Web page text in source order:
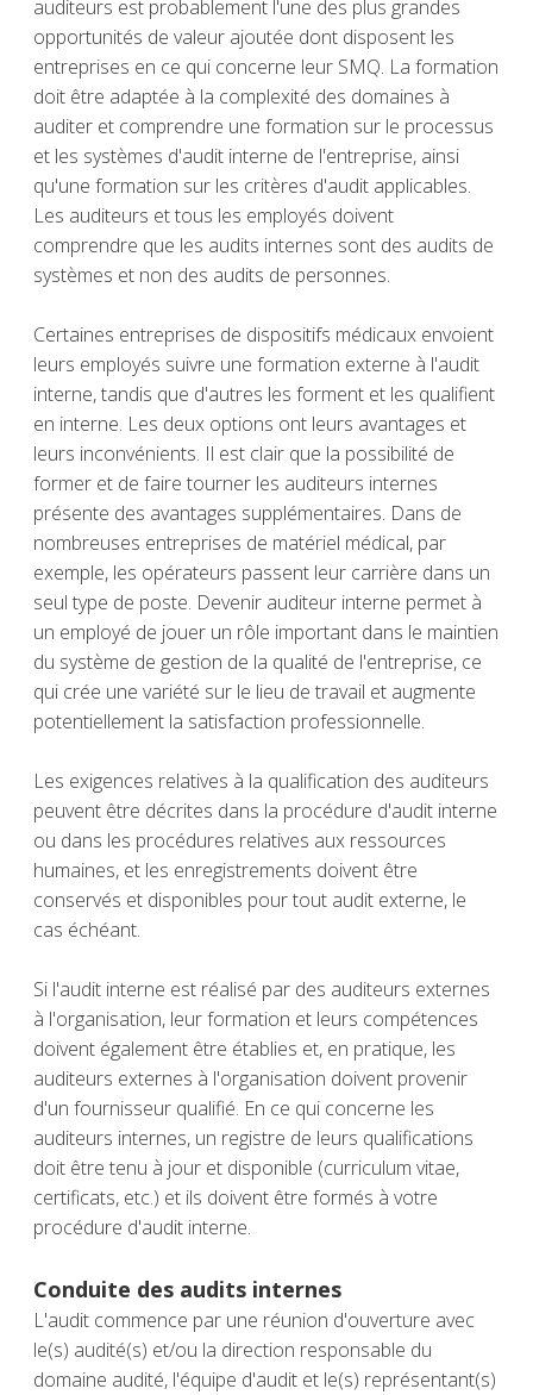
auditeurs est probablement l'une des plus grandes
opportunités de valeur ajoutée dont disposent les
entreprises en ce qui concerne leur SMQ. La formation
doit être adaptée à la complexité des domaines à
auditer et comprendre une formation sur le processus
et les systèmes d'audit interne de l'entreprise, ainsi
qu'une formation sur les critères d'audit applicables.
Les auditeurs et tous les employés doivent
comprendre que les audits internes sont des audits de
systèmes et non des audits de personnes.
Certaines entreprises de dispositifs médicaux envoient
leurs employés suivre une formation externe à l'audit
interne, tandis que d'autres les forment et les qualifient
en interne. Les deux options ont leurs avantages et
leurs inconvénients. Il est clair que la possibilité de
former et de faire tourner les auditeurs internes
présente des avantages supplémentaires. Dans de
nombreuses entreprises de matériel médical, par
exemple, les opérateurs passent leur carrière dans un
seul type de poste. Devenir auditeur interne permet à
un employé de jouer un rôle important dans le maintien
du système de gestion de la qualité de l'entreprise, ce
qui crée une variété sur le lieu de travail et augmente
potentiellement la satisfaction professionnelle.
Les exigences relatives à la qualification des auditeurs
peuvent être décrites dans la procédure d'audit interne
ou dans les procédures relatives aux ressources
humaines, et les enregistrements doivent être
conservés et disponibles pour tout audit externe, le
cas échéant.
Si l'audit interne est réalisé par des auditeurs externes
à l'organisation, leur formation et leurs compétences
doivent également être établies et, en pratique, les
auditeurs externes à l'organisation doivent provenir
d'un fournisseur qualifié. En ce qui concerne les
auditeurs internes, un registre de leurs qualifications
doit être tenu à jour et disponible (curriculum vitae,
certificats, etc.) et ils doivent être formés à votre
procédure d'audit interne.
Conduite des audits internes
L'audit commence par une réunion d'ouverture avec
le(s) audité(s) et/ou la direction responsable du
domaine audité, l'équipe d'audit et le(s) représentant(s)